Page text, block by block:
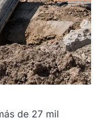
de 27 mil